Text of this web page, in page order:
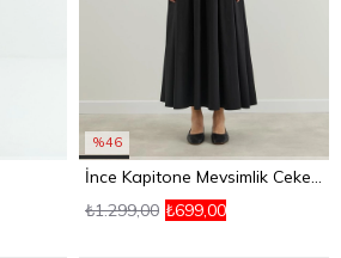
%46
₺699,00
₺1.299,00